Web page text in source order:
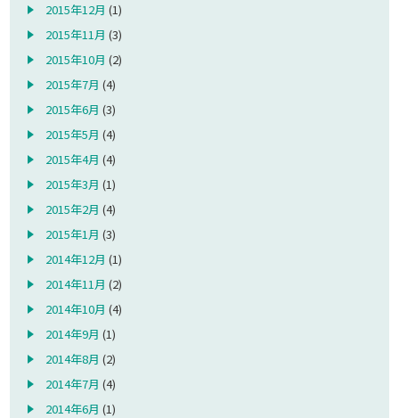
2015年12月 (1)
2015年11月 (3)
2015年10月 (2)
2015年7月 (4)
2015年6月 (3)
2015年5月 (4)
2015年4月 (4)
2015年3月 (1)
2015年2月 (4)
2015年1月 (3)
2014年12月 (1)
2014年11月 (2)
2014年10月 (4)
2014年9月 (1)
2014年8月 (2)
2014年7月 (4)
2014年6月 (1)